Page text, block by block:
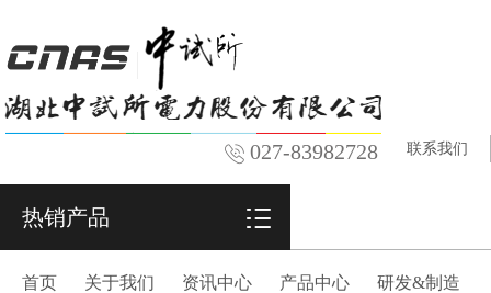
027-83982728 联系我们
热销产品
首页 关于我们 资讯中心 产品中心 研发&制造